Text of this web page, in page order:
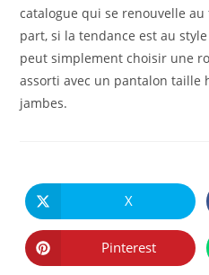
catalogue qui se renouvelle au
part, si la tendance est au
peut simplement choisir une
assorti avec un pantalon taille
jambes.
Ouvrir
dans
une
autre
fenêtre
X
Ouvrir
dans
Pinterest